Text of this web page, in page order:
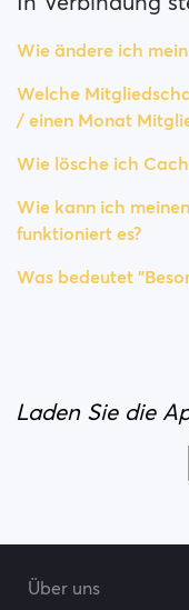
Wie ändere ich
Welche
/ einen Monat
Wie lösche ich
Wie kann ich
funktioniert es?
Was bedeutet
Laden Sie die
Über uns